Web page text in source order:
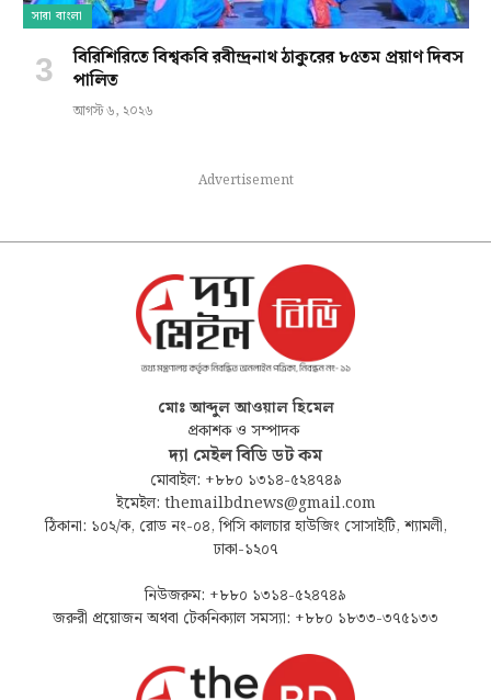
সারা বাংলা
বিরিশিরিতে বিশ্বকবি রবীন্দ্রনাথ ঠাকুরের ৮৫তম প্রয়াণ দিবস
পালিত
আগস্ট ৬, ২০২৬
Advertisement
মোঃ আব্দুল আওয়াল হিমেল
প্রকাশক ও সম্পাদক
দ্যা মেইল বিডি ডট কম
মোবাইল: +৮৮০ ১৩১৪-৫২৪৭৪৯
ইমেইল: themailbdnews@gmail.com
ঠিকানা: ১০২/ক, রোড নং-০৪, পিসি কালচার হাউজিং সোসাইটি, শ্যামলী,
ঢাকা-১২০৭
নিউজরুম: +৮৮০ ১৩১৪-৫২৪৭৪৯
জরুরী প্রয়োজন অথবা টেকনিক্যাল সমস্যা: +৮৮০ ১৮৩৩-৩৭৫১৩৩